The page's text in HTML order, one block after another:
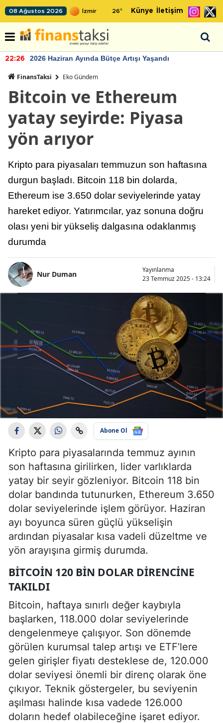
08 Ağustos 2026 26° Künye İletişim
22:26 2026 Haziran Ayında Bütçe Artışı Yaşandı
FinansTaksi Eko Gündem
Bitcoin ve Ethereum
yatay seyirde: Piyasa
yön arıyor
Kripto para piyasaları temmuzun son haftasına
durgun başladı. Bitcoin 118 bin dolarda,
Ethereum ise 3.650 dolar seviyelerinde yatay
hareket ediyor. Yatırımcılar, yaz sonuna doğru
olası yeni bir yükseliş dalgasına odaklanmış
durumda
Nur Duman
Yayınlanma
23 Temmuz 2025 - 13:24
Abone Ol
Kripto para piyasalarında temmuz ayının
son haftasına girilirken, lider varlıklarda
yatay bir seyir gözleniyor. Bitcoin 118 bin
dolar bandında tutunurken, Ethereum 3.650
dolar seviyelerinde işlem görüyor. Haziran
ayı boyunca süren güçlü yükselişin
ardından piyasalar kısa vadeli düzeltme ve
yön arayışına girmiş durumda.
BITCOIN 120 BIN DOLAR DIRENCINE
TAKILDI
Bitcoin, haftaya sınırlı değer kaybıyla
başlarken, 118.000 dolar seviyelerinde
dengelenmeye çalışıyor. Son dönemde
görülen kurumsal talep artışı ve ETF’lere
gelen girişler fiyatı desteklese de, 120.000
dolar seviyesi önemli bir direnç olarak öne
çıkıyor. Teknik göstergeler, bu seviyenin
aşılması halinde kısa vadede 126.000
doların hedef olabileceğine işaret ediyor.